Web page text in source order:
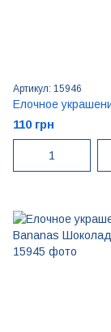
Артикул: 15946
110 грн